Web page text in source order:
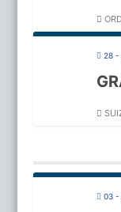
28 -
03 -